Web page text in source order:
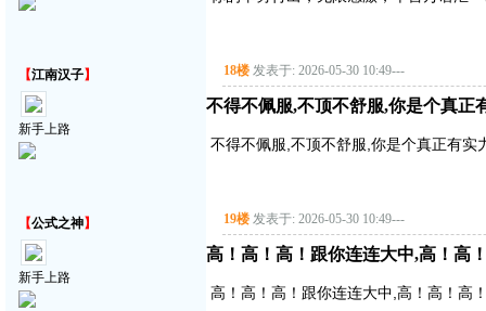
【江南汉子】
新手上路
18楼 发表于: 2026-05-30 10:49---
不得不佩服,不顶不舒服,你是个真正
不得不佩服,不顶不舒服,你是个真正有实
【公式之神】
新手上路
19楼 发表于: 2026-05-30 10:49---
高！高！高！跟你连连大中,高！高
高！高！高！跟你连连大中,高！高！高